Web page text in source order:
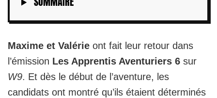
Maxime et Valérie ont fait leur retour dans
l’émission Les Apprentis Aventuriers 6 sur
W9. Et dès le début de l’aventure, les
candidats ont montré qu’ils étaient déterminés